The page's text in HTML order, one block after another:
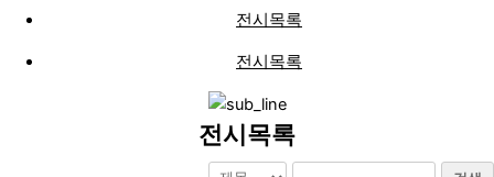
전시목록
전시목록
전시목록